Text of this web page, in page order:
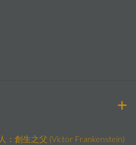
：創生之父 (Victor Frankenstein)